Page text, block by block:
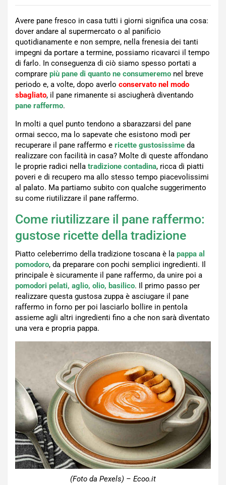
Avere pane fresco in casa tutti i giorni significa una cosa:
dover andare al supermercato o al panificio
quotidianamente e non sempre, nella frenesia dei tanti
impegni da portare a termine, possiamo ricavarci il tempo
di farlo. In conseguenza di ciò siamo spesso portati a
comprare più pane di quanto ne consumeremo nel breve
periodo e, a volte, dopo averlo conservato nel modo
sbagliato, il pane rimanente si asciugherà diventando
pane raffermo.
In molti a quel punto tendono a sbarazzarsi del pane
ormai secco, ma lo sapevate che esistono modi per
recuperare il pane raffermo e ricette gustosissime da
realizzare con facilità in casa? Molte di queste affondano
le proprie radici nella tradizione contadina, ricca di piatti
poveri e di recupero ma allo stesso tempo piacevolissimi
al palato. Ma partiamo subito con qualche suggerimento
su come riutilizzare il pane raffermo.
Come riutilizzare il pane raffermo:
gustose ricette della tradizione
Piatto celeberrimo della tradizione toscana è la pappa al
pomodoro, da preparare con pochi semplici ingredienti. Il
principale è sicuramente il pane raffermo, da unire poi a
pomodori pelati, aglio, olio, basilico. Il primo passo per
realizzare questa gustosa zuppa è asciugare il pane
raffermo in forno per poi lasciarlo bollire in pentola
assieme agli altri ingredienti fino a che non sarà diventato
una vera e propria pappa.
(Foto da Pexels) – Ecoo.it